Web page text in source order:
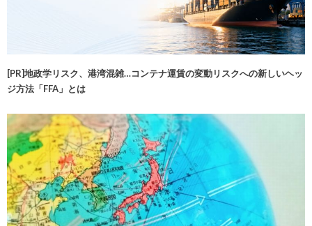
[PR]地政学リスク、港湾混雑…コンテナ運賃の変動リスクへの新しいヘッ
ジ方法「FFA」とは